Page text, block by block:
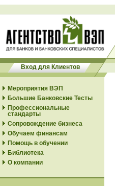
Вход для Клиентов
Мероприятия ВЭП
Большие Банковские Тесты
Профессиональные
стандарты
Сопровождение бизнеса
Обучаем финансам
Помощь в обучении
Библиотека
О компании